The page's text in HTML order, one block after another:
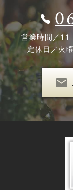
営業時間／11
定休日／火